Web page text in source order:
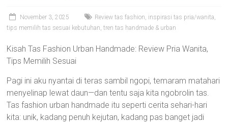
November 3, 2025
Review tas fashion, inspirasi tas pria/wanita,
tips memilih tas sesuai kebutuhan, tren tas handmade & urban
Kisah Tas Fashion Urban Handmade: Review Pria Wanita,
Tips Memilih Sesuai
Pagi ini aku nyantai di teras sambil ngopi, temaram matahari
menyelinap lewat daun—dan tentu saja kita ngobrolin tas.
Tas fashion urban handmade itu seperti cerita sehari-hari
kita: unik, kadang penuh kejutan, kadang pas banget jadi